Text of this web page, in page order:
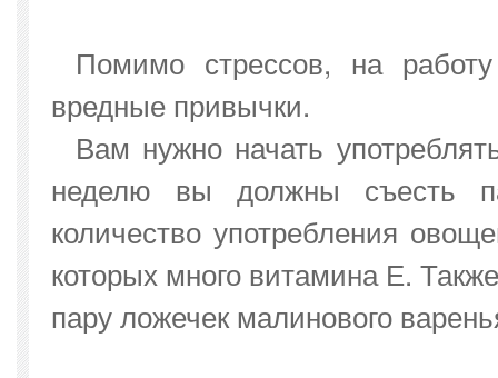
Помимо стрессов, на
вредные привычки.
Вам нужно начать
неделю вы должны съесть
количество употребления
которых много витамина Е.
пару ложечек малинового